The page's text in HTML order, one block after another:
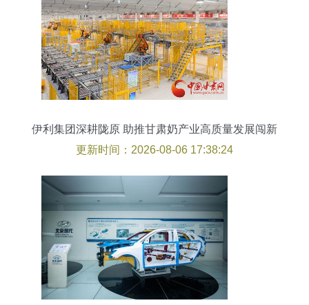
伊利集团深耕陇原 助推甘肃奶产业高质量发展闯新
路
更新时间：2026-08-06 17:38:24